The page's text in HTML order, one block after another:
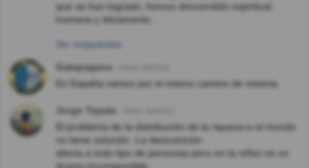
que se han logrado, hemos descendido espiritual,
humana y éticamente...
Ver respuestas
Galapagana
En España vamos por el mismo camino de miseria.
Jorge Tejada
El problema de la distribución de la riqueza e el mundo
no tiene solución. La desnutrición
afecta a todo tipo de personas pero en la niñez es un